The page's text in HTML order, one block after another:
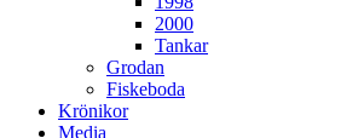
2000
Tankar
Grodan
Fiskeboda
Krönikor
Media